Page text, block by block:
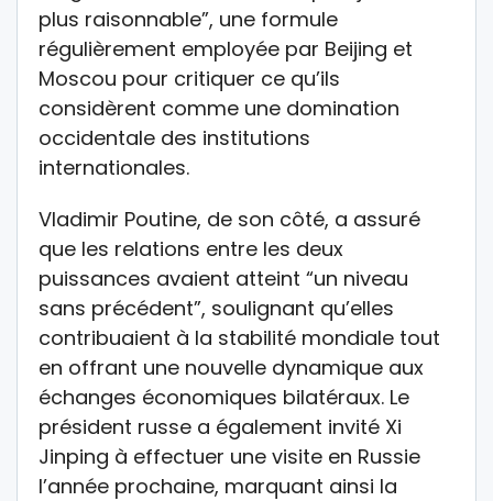
plus raisonnable”, une formule
régulièrement employée par Beijing et
Moscou pour critiquer ce qu’ils
considèrent comme une domination
occidentale des institutions
internationales.
Vladimir Poutine, de son côté, a assuré
que les relations entre les deux
puissances avaient atteint “un niveau
sans précédent”, soulignant qu’elles
contribuaient à la stabilité mondiale tout
en offrant une nouvelle dynamique aux
échanges économiques bilatéraux. Le
président russe a également invité Xi
Jinping à effectuer une visite en Russie
l’année prochaine, marquant ainsi la